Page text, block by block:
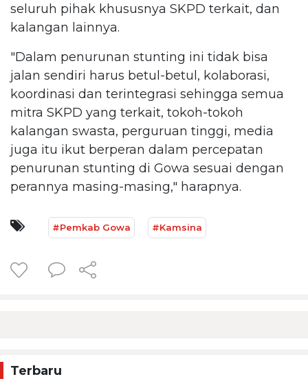
seluruh pihak khususnya SKPD terkait, dan
kalangan lainnya.
"Dalam penurunan stunting ini tidak bisa
jalan sendiri harus betul-betul, kolaborasi,
koordinasi dan terintegrasi sehingga semua
mitra SKPD yang terkait, tokoh-tokoh
kalangan swasta, perguruan tinggi, media
juga itu ikut berperan dalam percepatan
penurunan stunting di Gowa sesuai dengan
perannya masing-masing," harapnya.
#Pemkab Gowa #Kamsina
Terbaru